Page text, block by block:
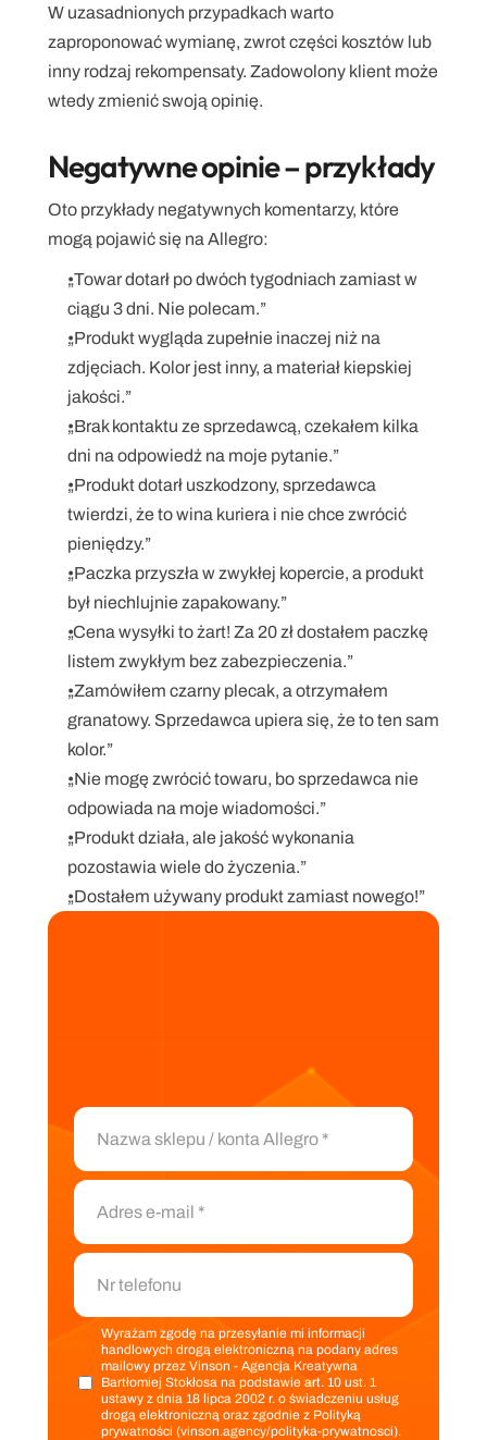
W uzasadnionych przypadkach warto
zaproponować wymianę, zwrot części kosztów lub
inny rodzaj rekompensaty. Zadowolony klient może
wtedy zmienić swoją opinię.
Negatywne opinie – przykłady
Oto przykłady negatywnych komentarzy, które
mogą pojawić się na Allegro:
„Towar dotarł po dwóch tygodniach zamiast w
ciągu 3 dni. Nie polecam.”
„Produkt wygląda zupełnie inaczej niż na
zdjęciach. Kolor jest inny, a materiał kiepskiej
jakości.”
„Brak kontaktu ze sprzedawcą, czekałem kilka
dni na odpowiedź na moje pytanie.”
„Produkt dotarł uszkodzony, sprzedawca
twierdzi, że to wina kuriera i nie chce zwrócić
pieniędzy.”
„Paczka przyszła w zwykłej kopercie, a produkt
był niechlujnie zapakowany.”
„Cena wysyłki to żart! Za 20 zł dostałem paczkę
listem zwykłym bez zabezpieczenia.”
„Zamówiłem czarny plecak, a otrzymałem
granatowy. Sprzedawca upiera się, że to ten sam
kolor.”
„Nie mogę zwrócić towaru, bo sprzedawca nie
odpowiada na moje wiadomości.”
„Produkt działa, ale jakość wykonania
pozostawia wiele do życzenia.”
„Dostałem używany produkt zamiast nowego!”
Wyrażam zgodę na przesyłanie mi informacji
handlowych drogą elektroniczną na podany adres
mailowy przez Vinson - Agencja Kreatywna
Bartłomiej Stokłosa na podstawie art. 10 ust. 1
ustawy z dnia 18 lipca 2002 r. o świadczeniu usług
drogą elektroniczną oraz zgodnie z Polityką
prywatności (vinson.agency/polityka-prywatnosci).